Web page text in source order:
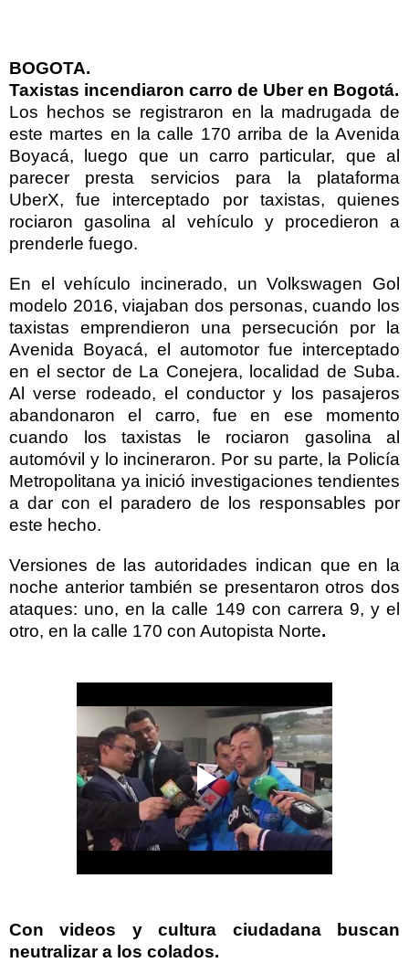
BOGOTA.
Taxistas incendiaron carro de Uber en Bogotá.
Los hechos se registraron en la madrugada de
este martes en la calle 170 arriba de la Avenida
Boyacá, luego que un carro particular, que al
parecer presta servicios para la plataforma
UberX, fue interceptado por taxistas, quienes
rociaron gasolina al vehículo y procedieron a
prenderle fuego.
En el vehículo incinerado, un Volkswagen Gol
modelo 2016, viajaban dos personas, cuando los
taxistas emprendieron una persecución por la
Avenida Boyacá, el automotor fue interceptado
en el sector de La Conejera, localidad de Suba.
Al verse rodeado, el conductor y los pasajeros
abandonaron el carro, fue en ese momento
cuando los taxistas le rociaron gasolina al
automóvil y lo incineraron. Por su parte, la Policía
Metropolitana ya inició investigaciones tendientes
a dar con el paradero de los responsables por
este hecho.
Versiones de las autoridades indican que en la
noche anterior también se presentaron otros dos
ataques: uno, en la calle 149 con carrera 9, y el
otro, en la calle 170 con Autopista Norte.
Con videos y cultura ciudadana buscan
neutralizar a los colados.